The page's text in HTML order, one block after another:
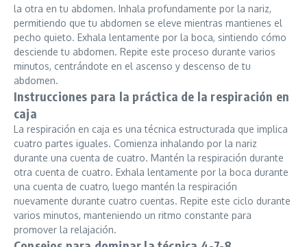
la otra en tu abdomen. Inhala profundamente por la nariz,
permitiendo que tu abdomen se eleve mientras mantienes el
pecho quieto. Exhala lentamente por la boca, sintiendo cómo
desciende tu abdomen. Repite este proceso durante varios
minutos, centrándote en el ascenso y descenso de tu
abdomen.
Instrucciones para la práctica de la respiración en
caja
La respiración en caja es una técnica estructurada que implica
cuatro partes iguales. Comienza inhalando por la nariz
durante una cuenta de cuatro. Mantén la respiración durante
otra cuenta de cuatro. Exhala lentamente por la boca durante
una cuenta de cuatro, luego mantén la respiración
nuevamente durante cuatro cuentas. Repite este ciclo durante
varios minutos, manteniendo un ritmo constante para
promover la relajación.